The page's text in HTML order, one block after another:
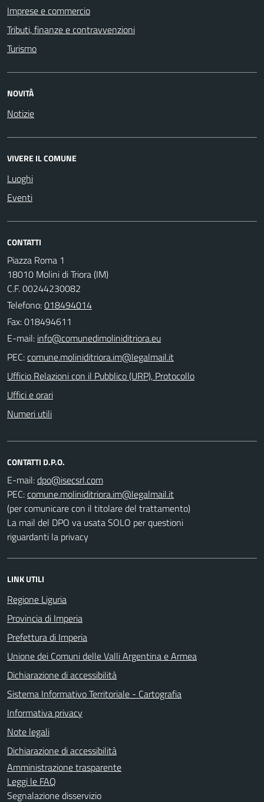
Imprese e commercio
Tributi, finanze e contravvenzioni
Turismo
NOVITÀ
Notizie
VIVERE IL COMUNE
Luoghi
Eventi
CONTATTI
Piazza Roma 1
18010 Molini di Triora (IM)
C.F. 00244230082
Telefono:018494014
Fax: 018494611
E-mail:
PEC:
Ufficio Relazioni con il Pubblico (URP), Protocollo
Uffici e orari
Numeri utili
CONTATTI D.P.O.
E-mail:
PEC:
(per comunicare con il titolare del trattamento)
La mail del DPO va usata SOLO per questioni
riguardanti la privacy
LINK UTILI
Regione Liguria
Provincia di Imperia
Prefettura di Imperia
Unione dei Comuni delle Valli Argentina e Armea
Dichiarazione di accessibilità
Sistema Informativo Territoriale - Cartografia
Informativa privacy
Note legali
Dichiarazione di accessibilità
Amministrazione trasparente
Leggi le FAQ
Segnalazione disservizio